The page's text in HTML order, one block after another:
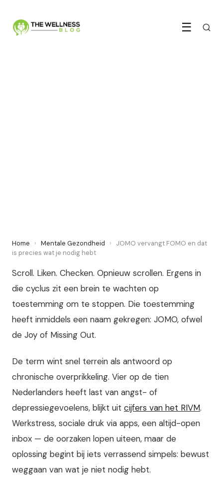
☰
Home › Mentale Gezondheid ›
JOMO vervangt FOMO en dat
is precies wat je nodig hebt
Scroll. Liken. Checken. Opnieuw scrollen. Ergens in
die cyclus zit een brein te wachten op
toestemming om te stoppen. Die toestemming
heeft inmiddels een naam gekregen: JOMO, ofwel
de Joy of Missing Out.
De term wint snel terrein als antwoord op
chronische overprikkeling. Vier op de tien
Nederlanders heeft last van angst- of
depressiegevoelens, blijkt uit cijfers van het RIVM.
Werkstress, sociale druk via apps, een altijd-open
inbox — de oorzaken lopen uiteen, maar de
oplossing begint bij iets verrassend simpels: bewust
weggaan van wat je niet nodig hebt.